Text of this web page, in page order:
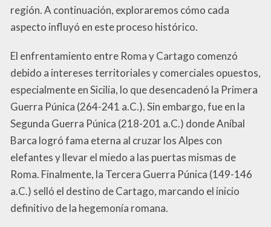
región. A continuación, exploraremos cómo cada
aspecto influyó en este proceso histórico.
El enfrentamiento entre Roma y Cartago comenzó
debido a intereses territoriales y comerciales opuestos,
especialmente en Sicilia, lo que desencadenó la Primera
Guerra Púnica (264-241 a.C.). Sin embargo, fue en la
Segunda Guerra Púnica (218-201 a.C.) donde Aníbal
Barca logró fama eterna al cruzar los Alpes con
elefantes y llevar el miedo a las puertas mismas de
Roma. Finalmente, la Tercera Guerra Púnica (149-146
a.C.) selló el destino de Cartago, marcando el inicio
definitivo de la hegemonía romana.